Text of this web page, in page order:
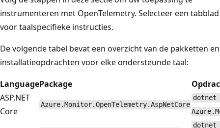
instrumenteren met OpenTelemetry. Selecteer een tabblad
voor taalspecifieke instructies.
De volgende tabel bevat een overzicht van de pakketten en
installatieopdrachten voor elke ondersteunde taal:
LanguagePackage
ASP.NET
Core
Azure.Monitor.OpenTelemetry.AspNetCore
dotnet
dotnet